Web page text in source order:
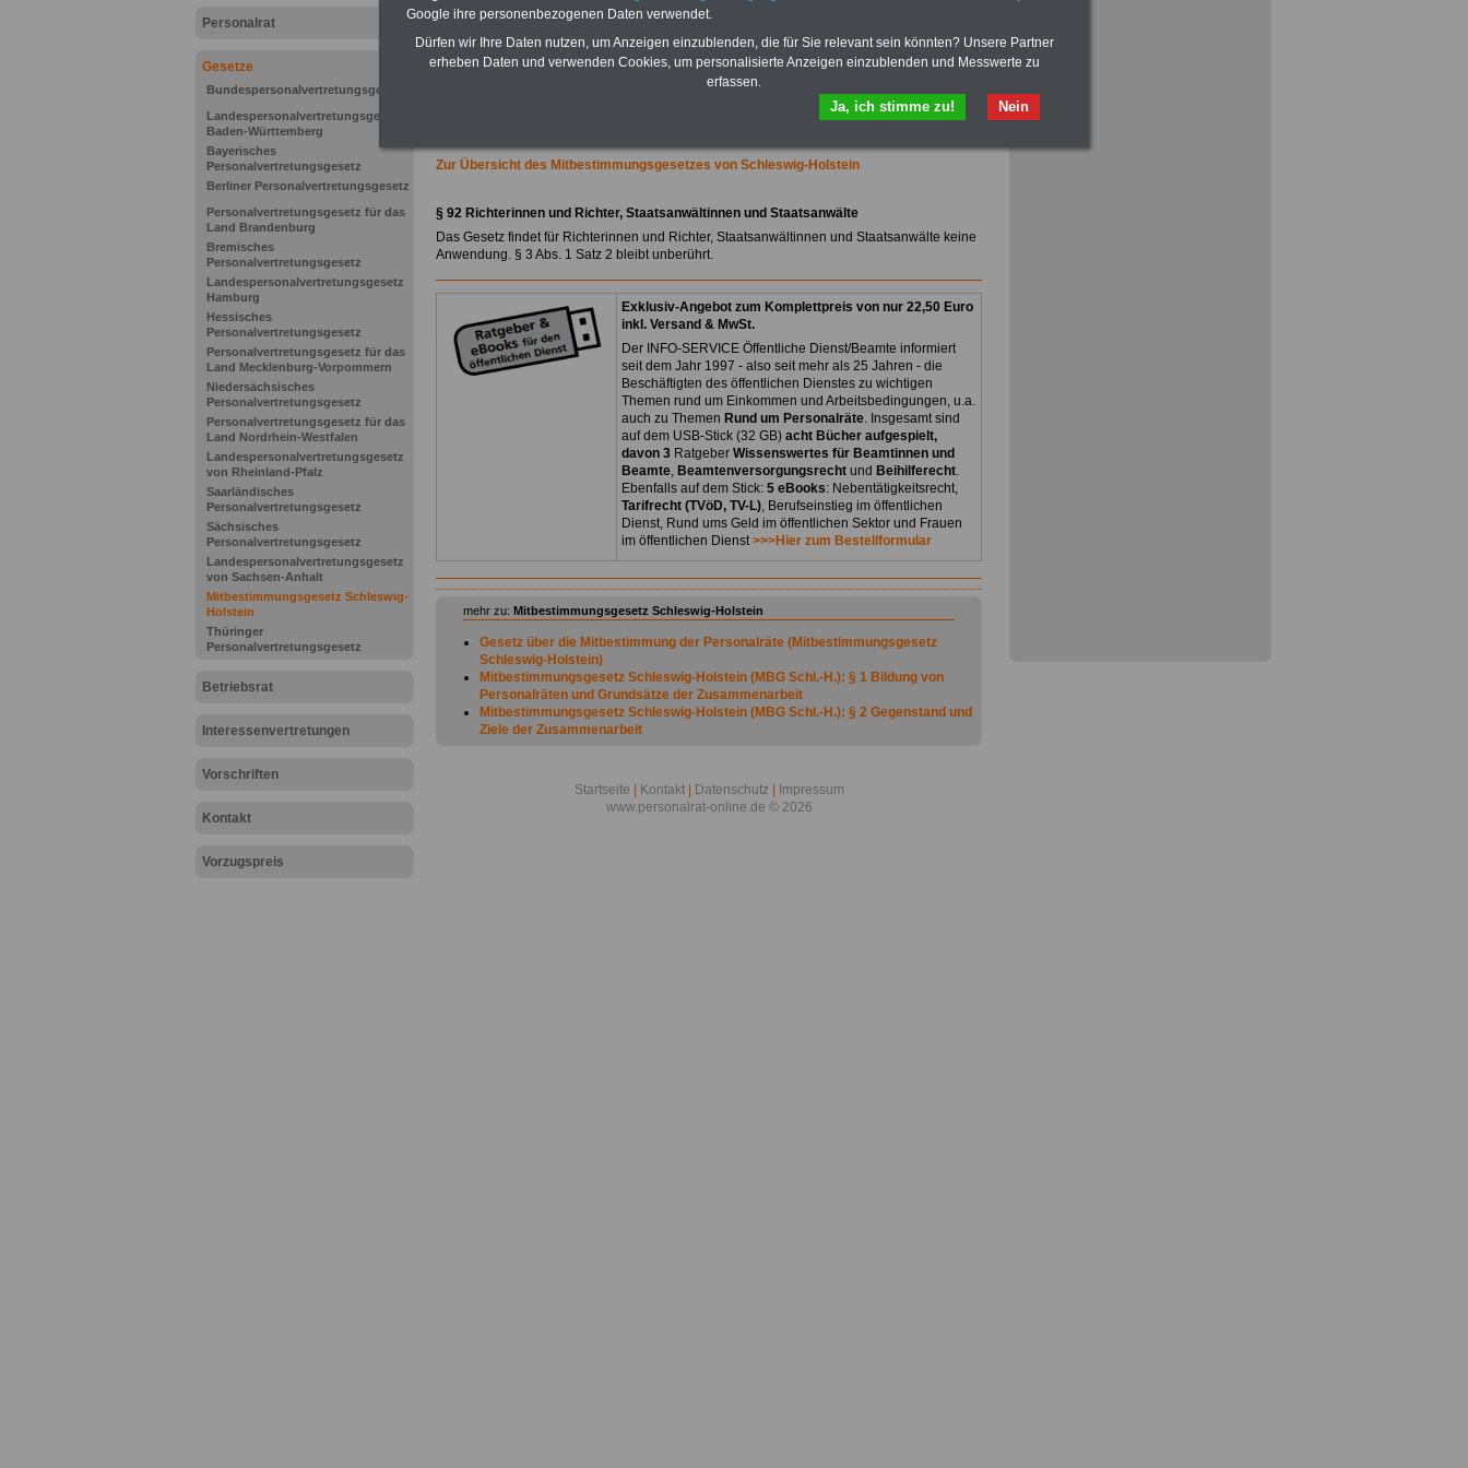
Personalrat
Gesetze
Bundespersonalvertretungsgesetz
Landespersonalvertretungsgesetz
Baden-Württemberg
Bayerisches
Personalvertretungsgesetz
Berliner Personalvertretungsgesetz
Personalvertretungsgesetz für das
Land Brandenburg
Bremisches
Personalvertretungsgesetz
Landespersonalvertretungsgesetz
Hamburg
Hessisches
Personalvertretungsgesetz
Personalvertretungsgesetz für das
Land Mecklenburg-Vorpommern
Niedersächsisches
Personalvertretungsgesetz
Personalvertretungsgesetz für das
Land Nordrhein-Westfalen
Landespersonalvertretungsgesetz
von Rheinland-Pfalz
Saarländisches
Personalvertretungsgesetz
Sächsisches
Personalvertretungsgesetz
Landespersonalvertretungsgesetz
von Sachsen-Anhalt
Mitbestimmungsgesetz Schleswig-
Holstein
Thüringer
Personalvertretungsgesetz
Betriebsrat
Interessenvertretungen
Vorschriften
Kontakt
Vorzugspreis
Bund, Länder und Kommunen.
>>>Hier zur Bestellung des
Zur Übersicht des Mitbestimmungsgesetzes von Schleswig-Holstein
§ 92 Richterinnen und Richter, Staatsanwältinnen und Staatsanwälte
Das Gesetz findet für Richterinnen und Richter, Staatsanwältinnen und Staatsanwälte keine
Anwendung. § 3 Abs. 1 Satz 2 bleibt unberührt.
Exklusiv-Angebot zum Komplettpreis von nur 22,50 Euro
inkl. Versand & MwSt.
Der INFO-SERVICE Öffentliche Dienst/Beamte informiert
seit dem Jahr 1997 - also seit mehr als 25 Jahren - die
Beschäftigten des öffentlichen Dienstes zu wichtigen
Themen rund um Einkommen und Arbeitsbedingungen, u.a.
auch zu Themen Rund um Personalräte. Insgesamt sind
auf dem USB-Stick (32 GB) acht Bücher aufgespielt,
davon 3 Ratgeber Wissenswertes für Beamtinnen und
Beamte, Beamtenversorgungsrecht und Beihilferecht.
Ebenfalls auf dem Stick: 5 eBooks: Nebentätigkeitsrecht,
Tarifrecht (TVöD, TV-L), Berufseinstieg im öffentlichen
Dienst, Rund ums Geld im öffentlichen Sektor und Frauen
im öffentlichen Dienst>>>Hier zum Bestellformular
mehr zu: Mitbestimmungsgesetz Schleswig-Holstein
Gesetz über die Mitbestimmung der Personalräte (Mitbestimmungsgesetz
Schleswig-Holstein)
Mitbestimmungsgesetz Schleswig-Holstein (MBG Schl.-H.): § 1 Bildung von
Personalräten und Grundsätze der Zusammenarbeit
Mitbestimmungsgesetz Schleswig-Holstein (MBG Schl.-H.): § 2 Gegenstand und
Ziele der Zusammenarbeit
Mitbestimmungsgesetz Schleswig-Holstein (MBG Schl.-H.): § 5
Arbeitnehmerinnen und Arbeitnehmer
Startseite Kontakt Datenschutz
Impressum
www.personalrat-online.de © 2026
Google ihre personenbezogenen Daten verwendet.
Dürfen wir Ihre Daten nutzen, um Anzeigen einzublenden, die für Sie relevant sein könnten? Unsere Partner
erheben Daten und verwenden Cookies, um personalisierte Anzeigen einzublenden und Messwerte zu
erfassen.
Nein
Ja, ich stimme zu!